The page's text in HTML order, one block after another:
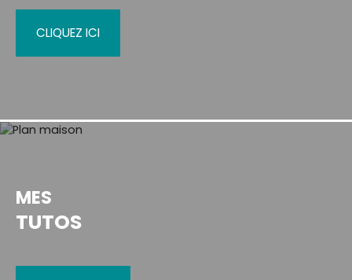
CLIQUEZ ICI
MES
TUTOS